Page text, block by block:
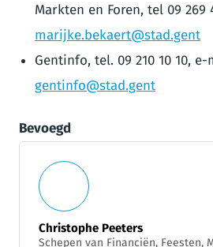
Markten en Foren, tel 09 269
marijke.bekaert@stad.gent
Gentinfo, tel. 09 210 10 10,
gentinfo@stad.gent
Bevoegd
Christophe Peeters
Schepen van Financiën, Feesten,